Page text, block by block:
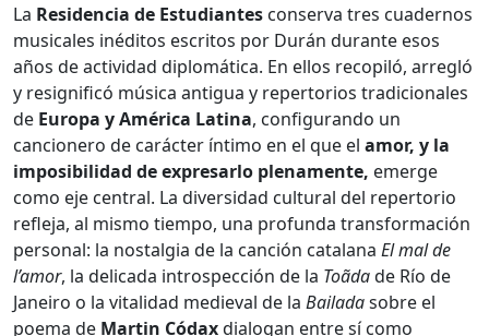
La Residencia de Estudiantes conserva tres cuadernos
musicales inéditos escritos por Durán durante esos
años de actividad diplomática. En ellos recopiló, arregló
y resignificó música antigua y repertorios tradicionales
de Europa y América Latina, configurando un
cancionero de carácter íntimo en el que el amor, y la
imposibilidad de expresarlo plenamente, emerge
como eje central. La diversidad cultural del repertorio
refleja, al mismo tiempo, una profunda transformación
personal: la nostalgia de la canción catalana El mal de
l’amor, la delicada introspección de la Toãdade Río de
Janeiro o la vitalidad medieval de la Bailadasobre el
poema de Martin Códaxdialogan entre sí como